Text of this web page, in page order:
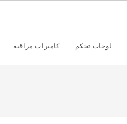
لوحات تحكم كاميرات مراقبة